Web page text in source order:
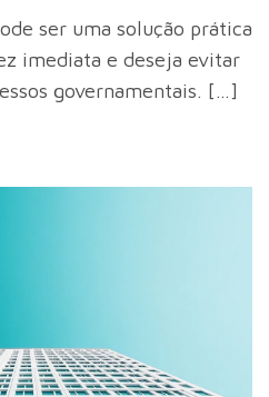
ser uma solução prática
imediata e deseja evitar
governamentais. […]